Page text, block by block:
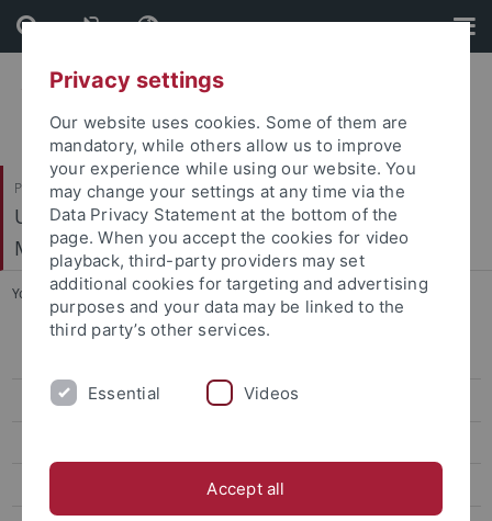
Skip
to
content
Skip
to
footer
Philosophische Fakultät
Ur- und Frühgeschichte und Archäologie des
Mittelalters
You are here: Startseite ... Aktuelle Forschungsprojekte
Forschungsprojekte
Abgeschlossene Forschungsprojekte
Privacy settings
Our website uses cookies. Some of them are
mandatory, while others allow us to improve
your experience while using our website. You
may change your settings at any time via the
Data Privacy Statement at the bottom of the
page. When you accept the cookies for video
playback, third-party providers may set
additional cookies for targeting and advertising
purposes and your data may be linked to the
third party’s other services.
Essential Videos
Accept all